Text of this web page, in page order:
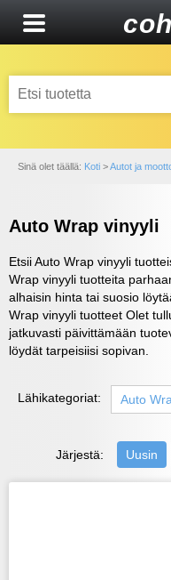
Sinä olet täällä: Koti >Autot ja
Auto Wrap vinyyli
Etsii Auto Wrap vinyyli
Wrap vinyyli tuotteita
alhaisin hinta tai suosio
Wrap vinyyli tuotteet Olet
jatkuvasti päivittämään
löydät tarpeisiisi sopivan.
Lähikategoriat: Auto
Järjestä: Uusin